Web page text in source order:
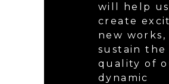
will help us
create
new works,
sustain the
quality of
dynamic